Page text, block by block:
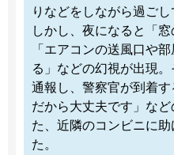
りなどをしながら過ごし
しかし、夜になると「窓
「エアコンの送風口や
る」などの幻視が出現
通報し、警察官が到着
だから大丈夫です」な
た、近隣のコンビニに
た。